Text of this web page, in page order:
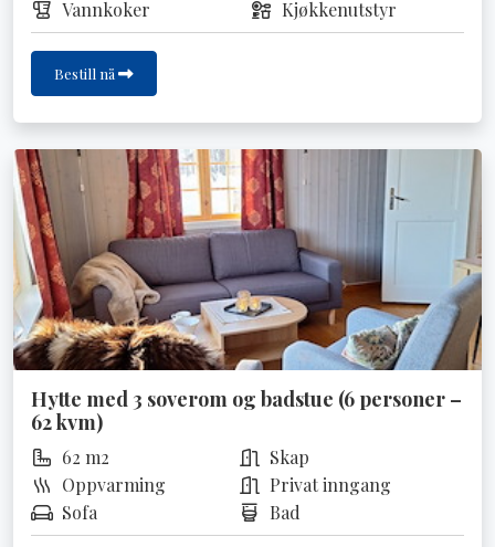
Vannkoker Kjøkkenutstyr
Bestill nå
Hytte med 3 soverom og badstue (6 personer –
62 kvm)
62 m2
Skap
Oppvarming
Privat inngang
Sofa
Bad